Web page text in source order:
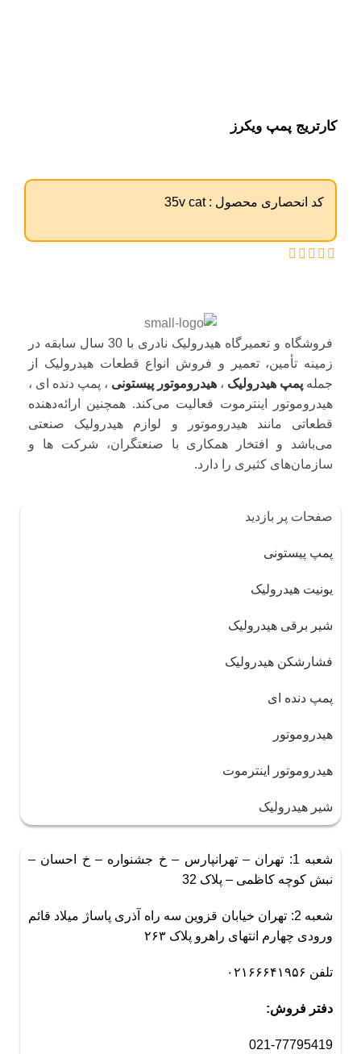
کارتریج پمپ ویکرز
کد انحصاری محصول :35v cat
فروشگاه و تعمیرگاه هیدرولیک نادری با 30 سال سابقه در
زمینه تأمین، تعمیر و فروش انواع قطعات هیدرولیک از
جمله پمپ هیدرولیک ، هیدروموتور پیستونی ، پمپ دنده ای ،
هیدروموتور اینترموت فعالیت می‌کند. همچنین ارائه‌دهنده
قطعاتی مانند هیدروموتور و لوازم هیدرولیک صنعتی
می‌باشد و افتخار همکاری با صنعتگران، شرکت ها و
سازمان‌های کثیری را دارد.
صفحات پر بازدید
پمپ پیستونی
یونیت هیدرولیک
شیر برقی هیدرولیک
فشارشکن هیدرولیک
پمپ دنده ای
هیدروموتور
هیدروموتور اینترموت
شیر هیدرولیک
شعبه 1: تهران – تهرانپارس – خ جشنواره – خ احسان –
نبش کوچه کاظمی – پلاک 32
شعبه 2: تهران خیابان قزوین سه راه آذری پاساژ میلاد قائم
ورودی چهارم انتهای راهرو پلاک ۲۶۳
تلفن ۰۲۱۶۶۶۴۱۹۵۶
دفتر فروش:
021-77795419